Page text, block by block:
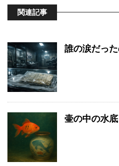
関連記事
誰の涙だっ
壷の中の水